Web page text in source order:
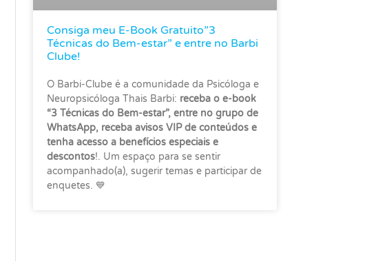
Consiga meu E-Book Gratuito”3
Técnicas do Bem-estar” e entre no Barbi
Clube!
O Barbi-Clube é a comunidade da Psicóloga e
Neuropsicóloga Thais Barbi: receba o e-book
“3 Técnicas do Bem-estar”, entre no grupo de
WhatsApp, receba avisos VIP de conteúdos e
tenha acesso a benefícios especiais e
descontos!. Um espaço para se sentir
acompanhado(a), sugerir temas e participar de
enquetes. 💙